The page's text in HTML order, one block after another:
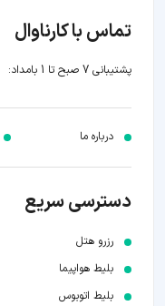
تماس با کارناوال
پشتیبانی 7 صبح تا 1 بامداد:
درباره ما
دسترسی سریع
رزرو هتل
بلیط هواپیما
بلیط اتوبوس